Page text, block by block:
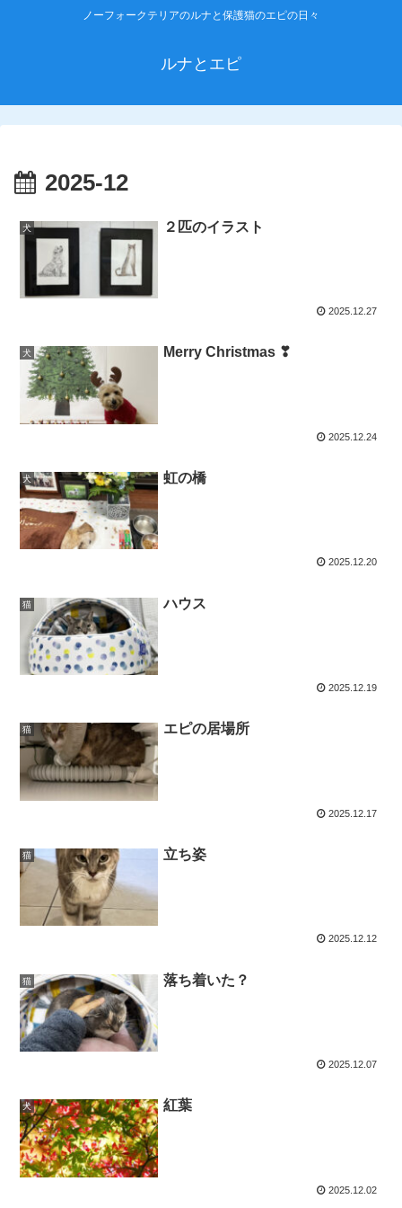
ノーフォークテリアのルナと保護猫のエピの日々
ルナとエピ
2025-12
犬 ２匹のイラスト
2025.12.27
犬 Merry Christmas ❣
2025.12.24
犬 虹の橋
2025.12.20
猫 ハウス
2025.12.19
猫 エピの居場所
2025.12.17
猫 立ち姿
2025.12.12
猫 落ち着いた？
2025.12.07
犬 紅葉
2025.12.02